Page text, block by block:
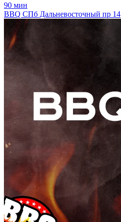
90 мин
BBQ СПб Дальневосточный пр 14